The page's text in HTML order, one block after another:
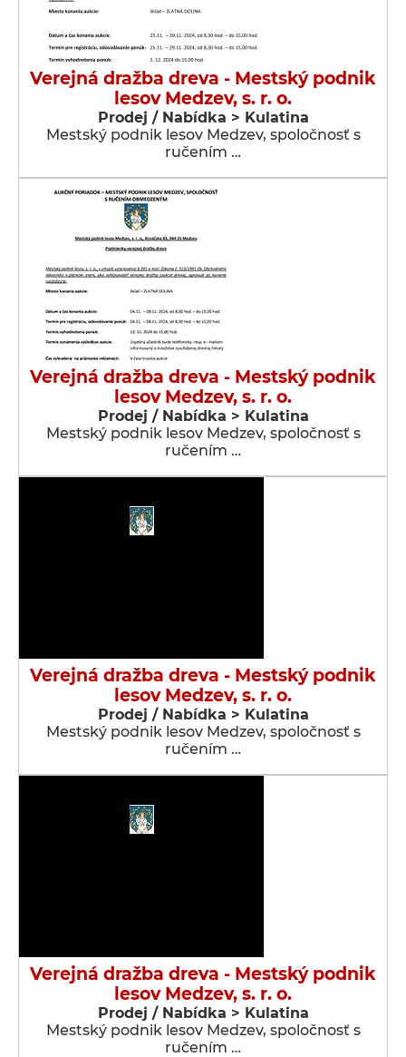
Verejná dražba dreva - Mestský podnik
lesov Medzev, s. r. o.
Prodej / Nabídka > Kulatina
Mestský podnik lesov Medzev, spoločnosť s
ručením …
Verejná dražba dreva - Mestský podnik
lesov Medzev, s. r. o.
Prodej / Nabídka > Kulatina
Mestský podnik lesov Medzev, spoločnosť s
ručením …
Verejná dražba dreva - Mestský podnik
lesov Medzev, s. r. o.
Prodej / Nabídka > Kulatina
Mestský podnik lesov Medzev, spoločnosť s
ručením …
Verejná dražba dreva - Mestský podnik
lesov Medzev, s. r. o.
Prodej / Nabídka > Kulatina
Mestský podnik lesov Medzev, spoločnosť s
ručením …